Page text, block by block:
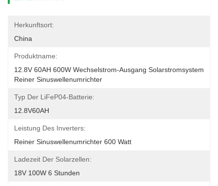
Herkunftsort:
China
Produktname:
12.8V 60AH 600W Wechselstrom-Ausgang Solarstromsystem
Reiner Sinuswellenumrichter
Typ Der LiFeP04-Batterie:
12.8V60AH
Leistung Des Inverters:
Reiner Sinuswellenumrichter 600 Watt
Ladezeit Der Solarzellen:
18V 100W 6 Stunden